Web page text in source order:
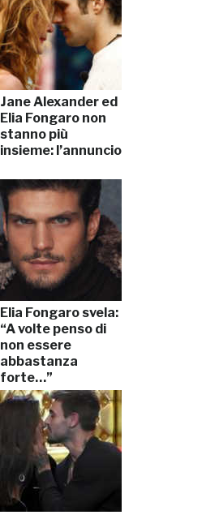
Jane Alexander ed
Elia Fongaro non
stanno più
insieme: l’annuncio
Elia Fongaro svela:
“A volte penso di
non essere
abbastanza
forte…”